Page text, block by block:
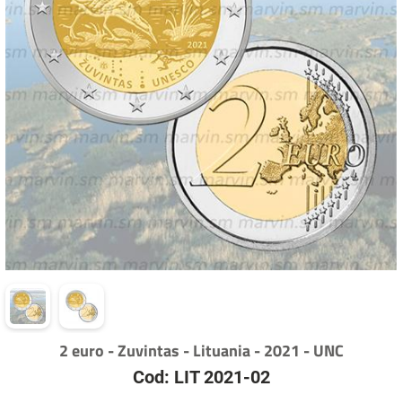
2 euro - Zuvintas - Lituania - 2021 - UNC
Cod: LIT 2021-02